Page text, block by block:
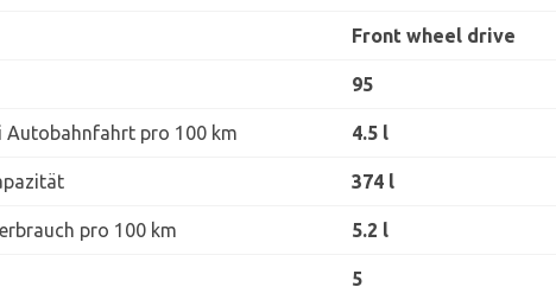
Front wheel drive
95
pro 100 km 4.5 l
374 l
pro 100 km 5.2 l
5